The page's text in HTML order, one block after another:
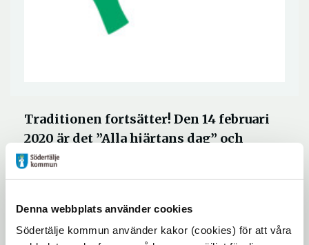
Denna webbplats använder cookies
Södertälje kommun använder kakor (cookies) för att våra
Traditionen fortsätter! Den 14 februari
2020 är det ”Alla hjärtans dag” och
Kultur 365 vill som vanligt lyfta denna
dag för en bättre kontakt mellan barn
Nu är det snart alla hjärtans dag igen! Det